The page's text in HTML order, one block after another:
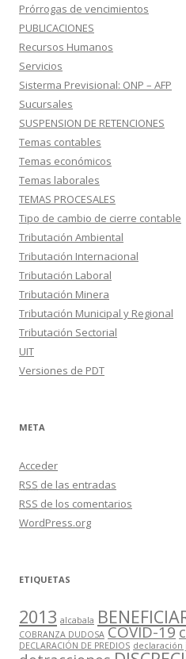
Prórrogas de vencimientos
PUBLICACIONES
Recursos Humanos
Servicios
Sisterma Previsional: ONP – AFP
Sucursales
SUSPENSION DE RETENCIONES
Temas contables
Temas económicos
Temas laborales
TEMAS PROCESALES
Tipo de cambio de cierre contable
Tributación Ambiental
Tributación Internacional
Tributación Laboral
Tributación Minera
Tributación Municipal y Regional
Tributación Sectorial
UIT
Versiones de PDT
META
Acceder
RSS de las entradas
RSS de los comentarios
WordPress.org
ETIQUETAS
2013 alcabala
COBRANZA DUDOSA COVID-19
DECLARACIÓN DE PREDIOS declaración